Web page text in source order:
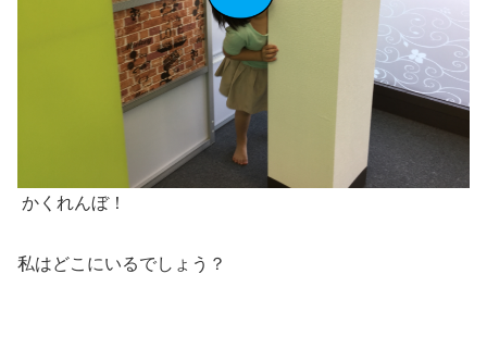
かくれんぼ！
私はどこにいるでしょう？